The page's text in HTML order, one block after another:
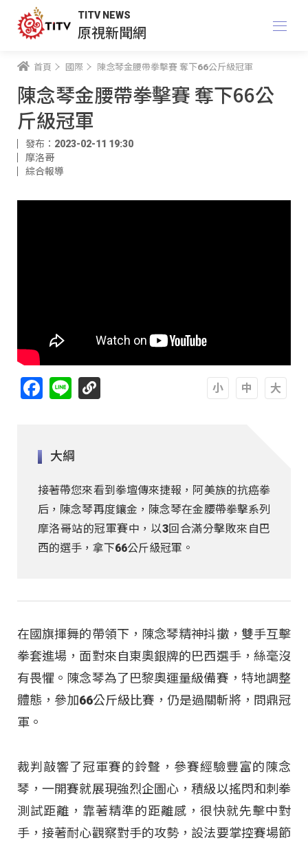
TITV NEWS
原視新聞網
首頁 國際 陳念琴金腰帶拳擊賽 奪下66公斤級冠軍
陳念琴金腰帶拳擊賽 奪下66公
斤級冠軍
發布：2023-02-11 19:30
摩洛哥
綜合報導
Facebook
Line
大綱
接著帶您來看到拳壇傳來捷報，阿美族的抗癌拳
后，陳念琴再度鑲金，陳念琴在金腰帶拳擊系列
摩洛哥站的冠軍賽中，以3回合滿分擊敗來自巴
西的選手，拿下66公斤級冠軍。
在國旗揮舞的帶領下，陳念琴精神抖擻，雙手互擊
拳套進場，面對來自東奧銀牌的巴西選手，絲毫沒
有畏懼。陳念琴為了巴黎奧運量級備賽，特地調整
體態，參加66公斤級比賽，仍是過關斬將，問鼎冠
軍。
裁判敲響了冠軍賽的鈴聲，參賽經驗豐富的陳念
琴，一開賽就展現強烈企圖心，積級以搖閃和刺拳
測試距離，靠著精準的距離感，很快就先擊中對
手，接著耐心觀察對手的攻勢，設法要掌控賽場節